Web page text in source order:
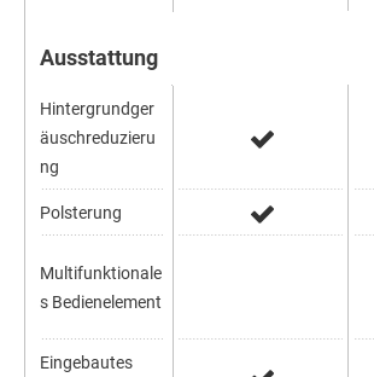
Ausstattung
Hintergrundger
äuschreduzieru
ng
Polsterung
Multifunktionale
s Bedienelement
Eingebautes